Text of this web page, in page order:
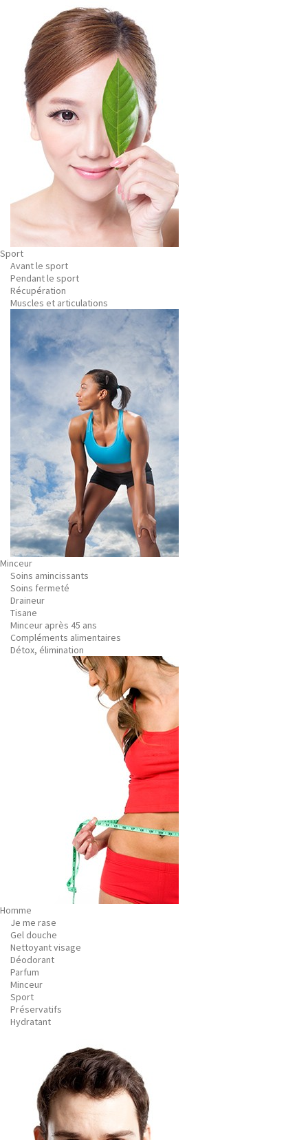
Sport
Avant le sport
Pendant le sport
Récupération
Muscles et articulations
Minceur
Soins amincissants
Soins fermeté
Draineur
Tisane
Minceur après 45 ans
Compléments alimentaires
Détox, élimination
Homme
Je me rase
Gel douche
Nettoyant visage
Déodorant
Parfum
Minceur
Sport
Préservatifs
Hydratant